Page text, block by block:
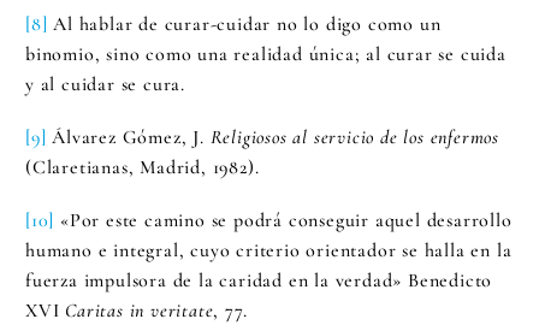
[8] Al hablar de curar-cuidar no lo digo como un
binomio, sino como una realidad única; al curar se cuida
y al cuidar se cura.
[9] Álvarez Gómez, J. Religiosos al servicio de los enfermos
(Claretianas, Madrid, 1982).
[10] «Por este camino se podrá conseguir aquel desarrollo
humano e integral, cuyo criterio orientador se halla en la
fuerza impulsora de la caridad en la verdad» Benedicto
XVI Caritas in veritate, 77.